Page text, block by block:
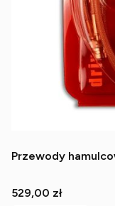
Cena
529,00 zł